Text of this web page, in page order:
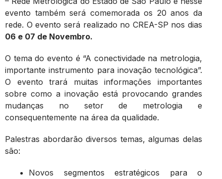
evento também será comemorada os 20 anos da
rede. O evento será realizado no CREA-SP nos dias
06 e 07 de Novembro.
O tema do evento é “A conectividade na metrologia,
importante instrumento para inovação tecnológica”.
O evento trará muitas informações importantes
sobre como a inovação está provocando grandes
mudanças no setor de metrologia e
consequentemente na área da qualidade.
Palestras abordarão diversos temas, algumas delas
são:
Novos segmentos estratégicos para o